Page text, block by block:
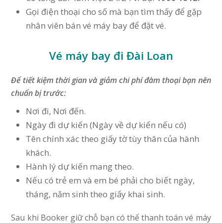
Gọi điện thoại cho số mà bạn tìm thấy để gặp
nhân viên bán vé máy bay để đặt vé.
Vé máy bay đi Đài Loan
Để tiết kiệm thời gian và giảm chi phí đàm thoại bạn nên
chuẩn bị trước:
Nơi đi, Nơi đến.
Ngày đi dự kiến (Ngày về dự kiến nếu có)
Tên chính xác theo giấy tờ tùy thân của hành
khách.
Hành lý dự kiến mang theo.
Nếu có trẻ em và em bé phải cho biết ngày,
tháng, năm sinh theo giấy khai sinh.
Sau khi Booker giữ chỗ bạn có thể thanh toán vé máy